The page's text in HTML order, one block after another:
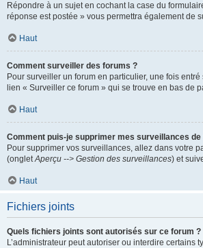
Répondre à un sujet en cochant la case du
réponse est postée » vous permettra également de
Haut
Comment surveiller des forums ?
Pour surveiller un forum en particulier, une fois
lien « Surveiller ce forum » qui se trouve en bas de
Haut
Comment puis-je supprimer mes surveillances de
Pour supprimer vos surveillances, allez dans votre
(ongletAperçu --> Gestion des surveillances) et
Haut
Fichiers joints
Quels fichiers joints sont autorisés sur ce forum ?
L’administrateur peut autoriser ou interdire certains